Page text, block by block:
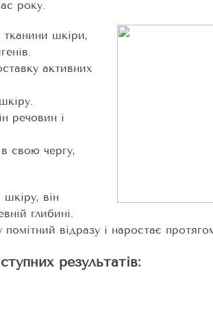
року.
тканини шкіри,
активних
речовин і
свою чергу,
він
глибині.
відразу і наростає
результатів: